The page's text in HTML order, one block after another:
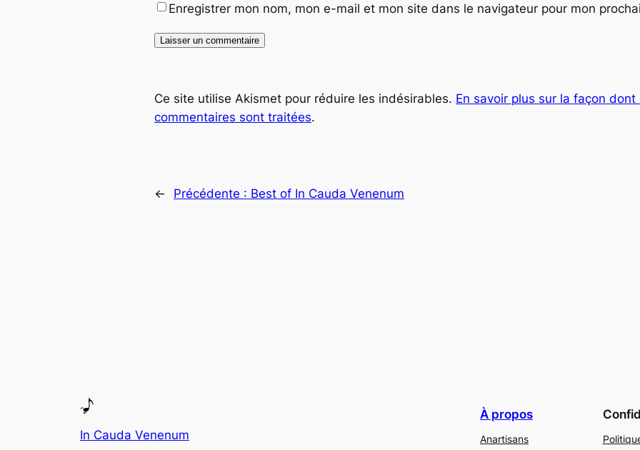
Enregistrer mon nom, mon e-mail et mon site dans le navigateur pour mon
Ce site utilise Akismet pour réduire les indésirables. En savoir plus sur la façon
commentaires sont traitées.
← Précédente : Best of In Cauda Venenum
In Cauda Venenum
À propos
Anartisans